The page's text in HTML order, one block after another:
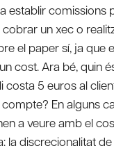
establir comissions
un xec o
el paper sí, ja que
cost. Ara bé, quin
costa 5 euros al
compte? En alguns
a veure amb el
la discrecionalitat